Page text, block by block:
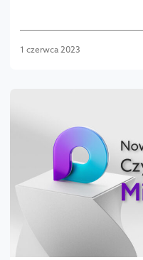
1 czerwca 2023